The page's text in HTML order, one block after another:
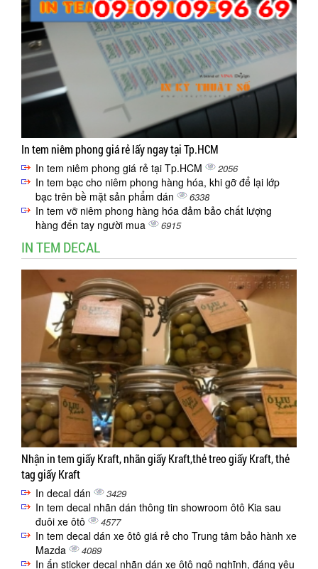
In tem niêm phong giá rẻ lấy ngay tại Tp.HCM
In tem niêm phong giá rẻ tại Tp.HCM 2056
In tem bạc cho niêm phong hàng hóa, khi gỡ để lại lớp
bạc trên bề mặt sản phẩm dán
6338
In tem vỡ niêm phong hàng hóa đảm bảo chất lượng
hàng đến tay người mua
6915
IN TEM DECAL
Nhận in tem giấy Kraft, nhãn giấy Kraft,thẻ treo giấy Kraft, thẻ
tag giấy Kraft
In decal dán 3429
In tem decal nhãn dán thông tin showroom ôtô Kia sau
đuôi xe ôtô
4577
In tem decal dán xe ôtô giá rẻ cho Trung tâm bảo hành xe
Mazda
4089
In ấn sticker decal nhãn dán xe ôtô ngộ nghĩnh, đáng yêu